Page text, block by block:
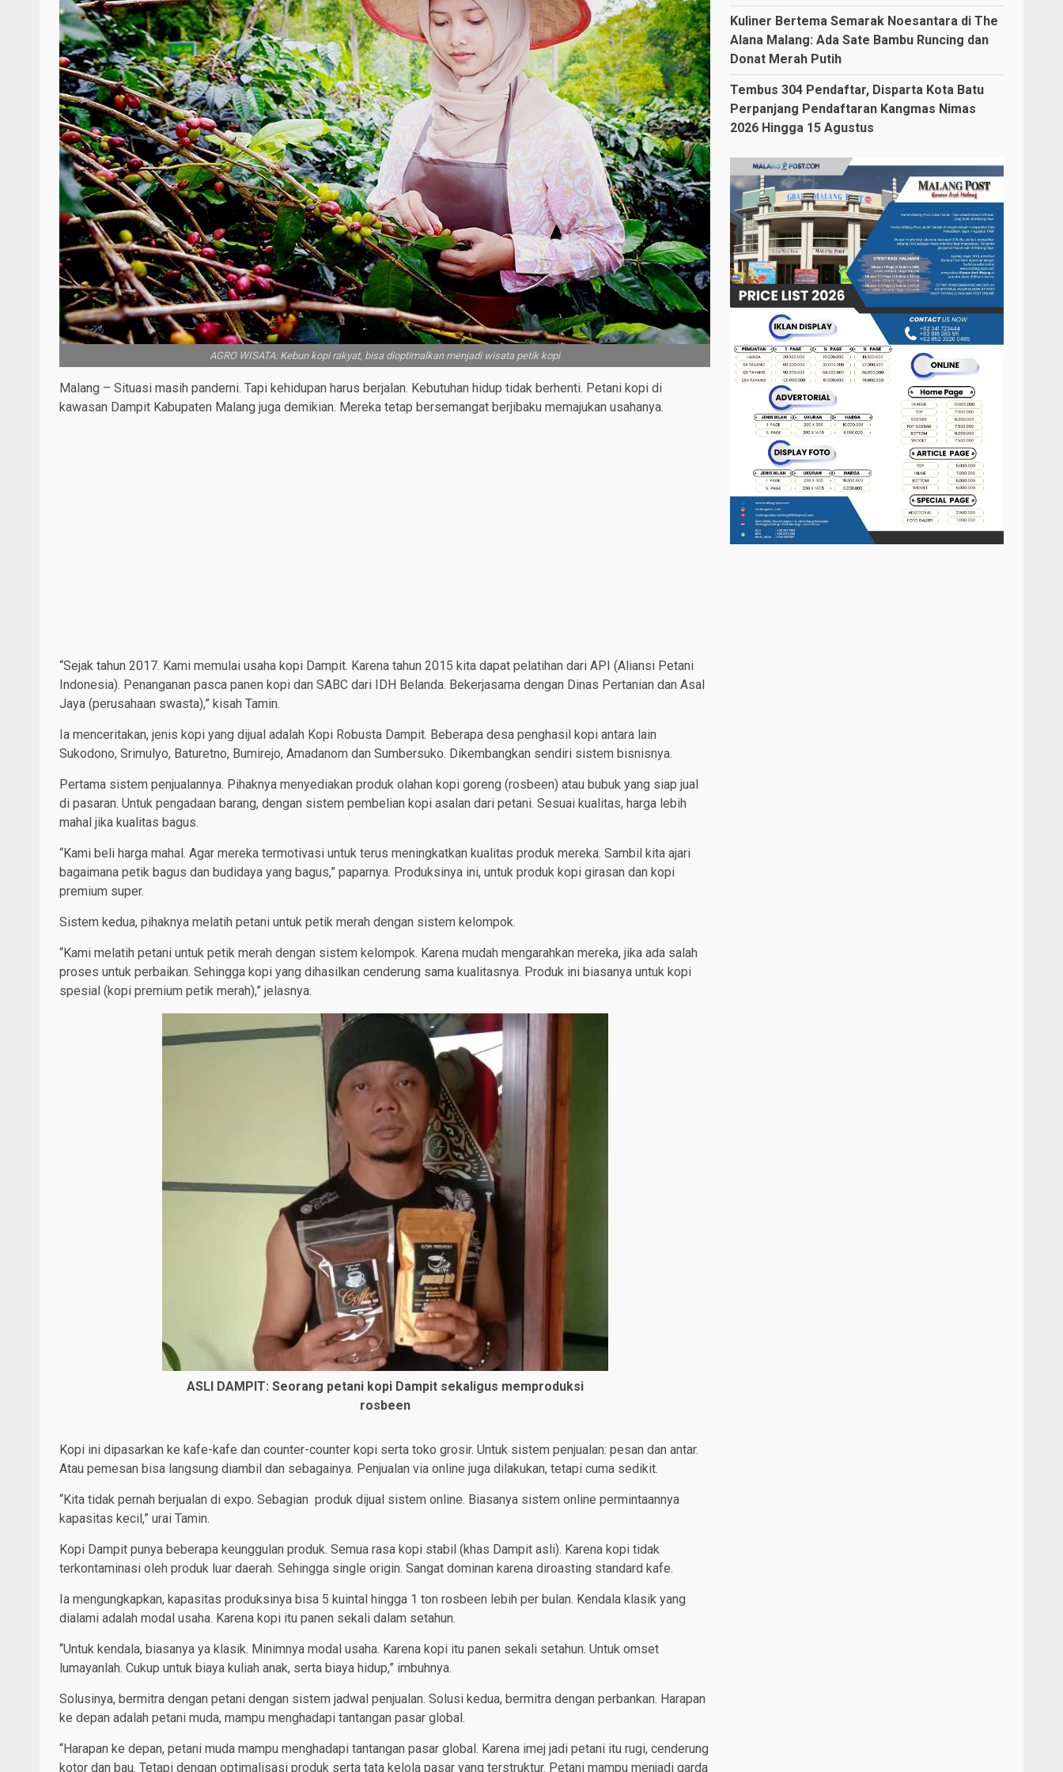
AGRO WISATA: Kebun kopi rakyat, bisa dioptimalkan menjadi wisata petik kopi
Malang – Situasi masih pandemi. Tapi kehidupan harus berjalan. Kebutuhan hidup tidak berhenti. Petani kopi di
kawasan Dampit Kabupaten Malang juga demikian. Mereka tetap bersemangat berjibaku memajukan usahanya.
“Sejak tahun 2017. Kami memulai usaha kopi Dampit. Karena tahun 2015 kita dapat pelatihan dari API (Aliansi Petani
Indonesia). Penanganan pasca panen kopi dan SABC dari IDH Belanda. Bekerjasama dengan Dinas Pertanian dan Asal
Jaya (perusahaan swasta),” kisah Tamin.
Ia menceritakan, jenis kopi yang dijual adalah Kopi Robusta Dampit. Beberapa desa penghasil kopi antara lain
Sukodono, Srimulyo, Baturetno, Bumirejo, Amadanom dan Sumbersuko. Dikembangkan sendiri sistem bisnisnya.
Pertama sistem penjualannya. Pihaknya menyediakan produk olahan kopi goreng (rosbeen) atau bubuk yang siap jual
di pasaran. Untuk pengadaan barang, dengan sistem pembelian kopi asalan dari petani. Sesuai kualitas, harga lebih
mahal jika kualitas bagus.
“Kami beli harga mahal. Agar mereka termotivasi untuk terus meningkatkan kualitas produk mereka. Sambil kita ajari
bagaimana petik bagus dan budidaya yang bagus,” paparnya. Produksinya ini, untuk produk kopi girasan dan kopi
premium super.
Sistem kedua, pihaknya melatih petani untuk petik merah dengan sistem kelompok.
“Kami melatih petani untuk petik merah dengan sistem kelompok. Karena mudah mengarahkan mereka, jika ada salah
proses untuk perbaikan. Sehingga kopi yang dihasilkan cenderung sama kualitasnya. Produk ini biasanya untuk kopi
spesial (kopi premium petik merah),” jelasnya.
ASLI DAMPIT: Seorang petani kopi Dampit sekaligus memproduksi
rosbeen
Kopi ini dipasarkan ke kafe-kafe dan counter-counter kopi serta toko grosir. Untuk sistem penjualan: pesan dan antar.
Atau pemesan bisa langsung diambil dan sebagainya. Penjualan via online juga dilakukan, tetapi cuma sedikit.
“Kita tidak pernah berjualan di expo. Sebagian produk dijual sistem online. Biasanya sistem online permintaannya
kapasitas kecil,” urai Tamin.
Kopi Dampit punya beberapa keunggulan produk. Semua rasa kopi stabil (khas Dampit asli). Karena kopi tidak
terkontaminasi oleh produk luar daerah. Sehingga single origin. Sangat dominan karena diroasting standard kafe.
Ia mengungkapkan, kapasitas produksinya bisa 5 kuintal hingga 1 ton rosbeen lebih per bulan. Kendala klasik yang
dialami adalah modal usaha. Karena kopi itu panen sekali dalam setahun.
“Untuk kendala, biasanya ya klasik. Minimnya modal usaha. Karena kopi itu panen sekali setahun. Untuk omset
lumayanlah. Cukup untuk biaya kuliah anak, serta biaya hidup,” imbuhnya.
Solusinya, bermitra dengan petani dengan sistem jadwal penjualan. Solusi kedua, bermitra dengan perbankan. Harapan
ke depan adalah petani muda, mampu menghadapi tantangan pasar global.
“Harapan ke depan, petani muda mampu menghadapi tantangan pasar global. Karena imej jadi petani itu rugi, cenderung
kotor dan bau. Tetapi dengan optimalisasi produk serta tata kelola pasar yang terstruktur. Petani mampu menjadi garda
Kuliner Bertema Semarak Noesantara di The
Alana Malang: Ada Sate Bambu Runcing dan
Donat Merah Putih
Tembus 304 Pendaftar, Disparta Kota Batu
Perpanjang Pendaftaran Kangmas Nimas
2026 Hingga 15 Agustus